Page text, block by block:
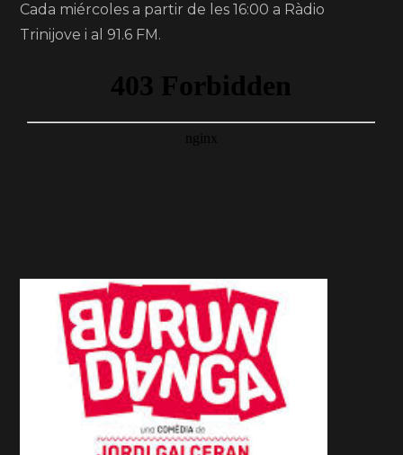
Cada miércoles a partir de les 16:00 a Ràdio
Trinijove i al 91.6 FM.